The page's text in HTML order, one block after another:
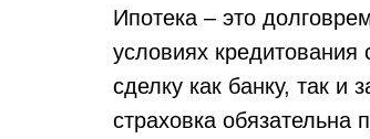
Ипотека – это
условиях
сделку как банку, так и
страховка обязательна